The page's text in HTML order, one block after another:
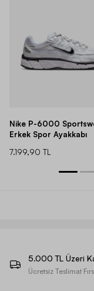
Nike P-6000
Erkek Spor Ayakkabı
7.199,90 TL
5.000 TL Üzeri
Ücretsiz Teslimat